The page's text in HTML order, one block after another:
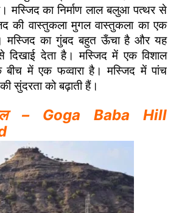
मस्जिद का निर्माण लाल बलुआ पत्थर से
की वास्तुकला मुगल वास्तुकला का एक
मस्जिद का गुंबद बहुत ऊँचा है और यह
देता है। मस्जिद में एक विशाल
में एक फव्वारा है। मस्जिद में पांच
सुंदरता को बढ़ाती हैं।
हिल – Goga Baba Hill